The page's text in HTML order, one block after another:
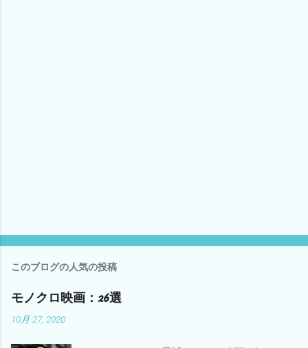
このブログの人気の投稿
モノクロ映画：26選
10月 27, 2020